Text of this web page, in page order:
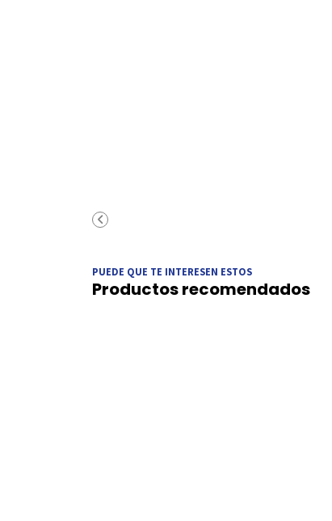
PUEDE QUE TE INTERESEN ESTOS
Productos recomendados